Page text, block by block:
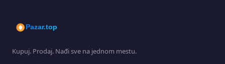
Pazar.top
Kupuj. Prodaj. Nađi sve na jednom mestu.